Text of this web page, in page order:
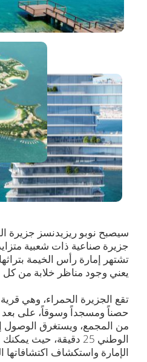
سيصبح نوبو ريزيدنسز جزيرة
جزيرة صناعية ذات شعبية
تشتهر إمارة رأس الخيمة
يعني وجود مناظر خلابة من كل
تقع الجزيرة الحمراء، وهي قرية
من المجمع، ويستغرق
الوطني 25 دقيقة، حيث
الإمارة واستكشاف اكتشافاتها